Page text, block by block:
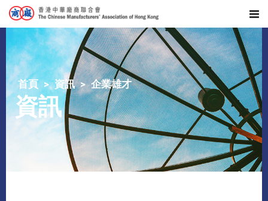
首頁 資訊 企業雄才
資訊